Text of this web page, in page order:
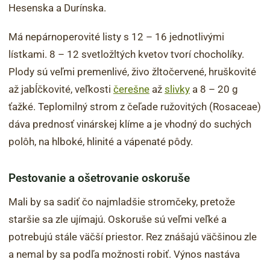
Hesenska a Durínska.
Má nepárnoperovité listy s 12 – 16 jednotlivými
lístkami. 8 – 12 svetložltých kvetov tvorí chocholíky.
Plody sú veľmi premenlivé, živo žltočervené, hruškovité
až jabĺčkovité, veľkosti čerešne až slivky a 8 – 20 g
ťažké. Teplomilný strom z čeľade ružovitých (Rosaceae)
dáva prednosť vinárskej klíme a je vhodný do suchých
polôh, na hlboké, hlinité a vápenaté pôdy.
Pestovanie a ošetrovanie oskoruše
Mali by sa sadiť čo najmladšie stromčeky, pretože
staršie sa zle ujímajú. Oskoruše sú veľmi veľké a
potrebujú stále väčší priestor. Rez znášajú väčšinou zle
a nemal by sa podľa možnosti robiť. Výnos nastáva